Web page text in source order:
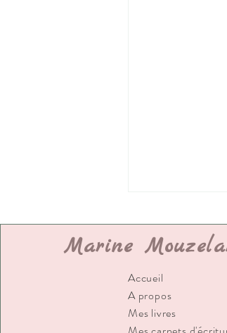
Marine
Accueil
A propos
Mes livres